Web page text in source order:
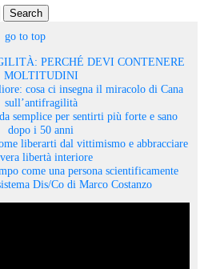
Search
go to top
PERCHÉ DEVI CONTENERE
MOLTITUDINI
cosa ci insegna il miracolo di Cana
sull’antifragilità
semplice per sentirti più forte e sano
dopo i 50 anni
liberarti dal vittimismo e abbracciare
libertà interiore
come una persona scientificamente
Dis/Co di Marco Costanzo